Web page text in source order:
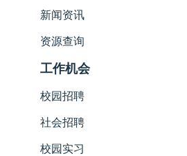
新闻资讯
资源查询
工作机会
校园招聘
社会招聘
校园实习